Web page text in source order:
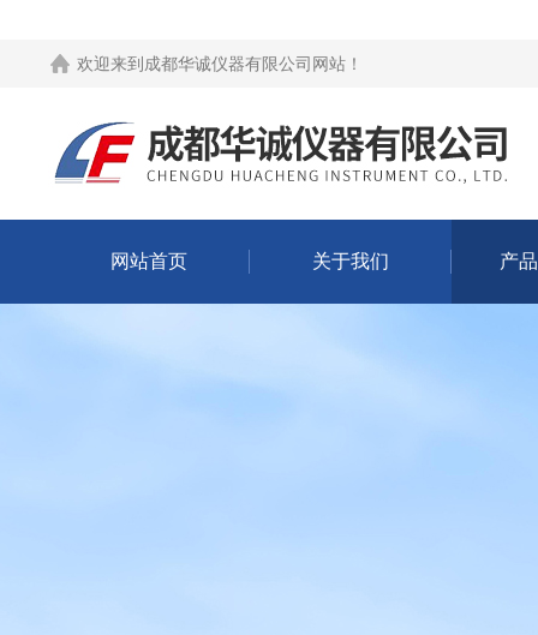
欢迎来到 成都华诚仪器有限公司网站 ！
网站首页 关于我们 产